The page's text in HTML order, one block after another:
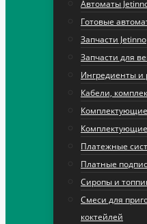
Автоматы
Готовые
Запчасти Jetinno
Запчасти для
Ингредиенты и
Кабели,
Платежные
Платные
Сиропы и
Смеси для
коктейлей